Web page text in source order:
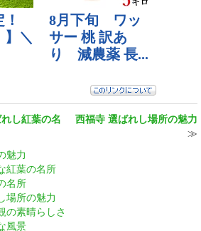
し紅葉の名
西福寺 選ばれし場所の魅力
≫
魅力
紅葉の名所
名所
場所の魅力
の素晴らしさ
風景